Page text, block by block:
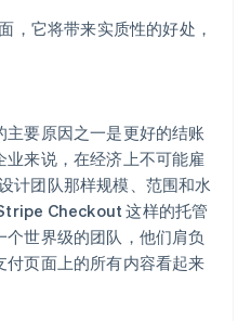
，它将带来实质性的好处，
要原因之一是更好的结账
来说，在经济上不可能雇
计团队那样规模、范围和水
Checkout 这样的托管
世界级的团队，他们肩负
页面上的所有内容看起来